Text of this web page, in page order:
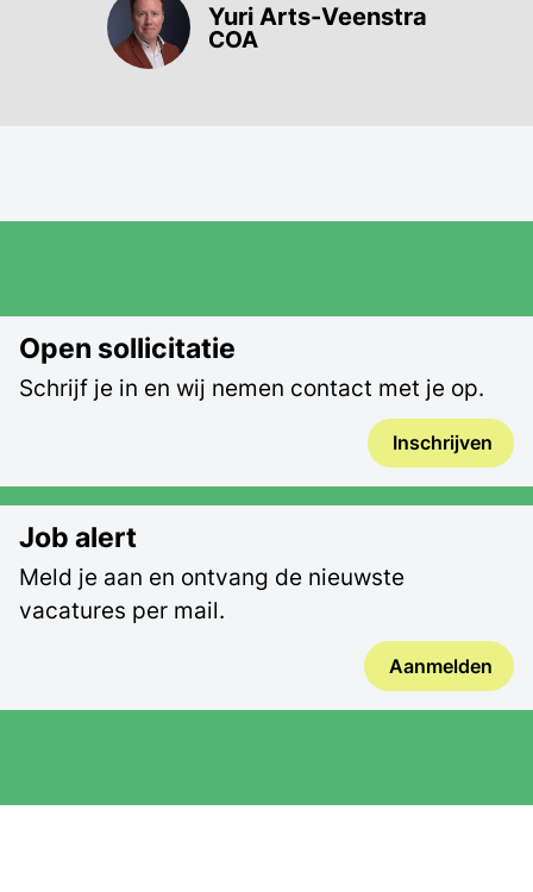
Yuri Arts-Veenstra
COA
Open sollicitatie
Schrijf je in en wij nemen contact met je op.
Inschrijven
Job alert
Meld je aan en ontvang de nieuwste
vacatures per mail.
Aanmelden